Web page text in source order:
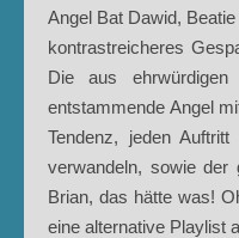
Angel Bat Dawid,
kontrastreicheres
Die aus
entstammende Angel
Tendenz, jeden
verwandeln, sowie der
Brian, das hätte was!
eine alternative Playlist